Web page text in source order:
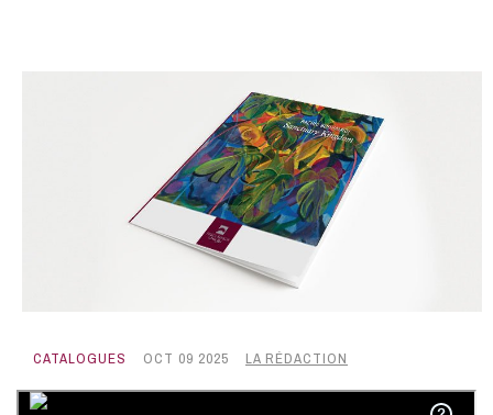
CATALOGUES OCT 09 2025 LA RÉDACTION